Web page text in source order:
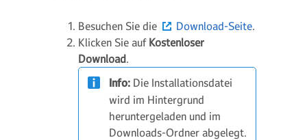
Besuchen Sie die Download-Seite.
Klicken Sie auf Kostenloser
Download.
Info: Die Installationsdatei
wird im Hintergrund
heruntergeladen und im
Downloads-Ordner abgelegt.